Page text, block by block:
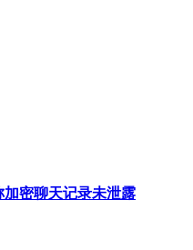
密聊天记录未泄露